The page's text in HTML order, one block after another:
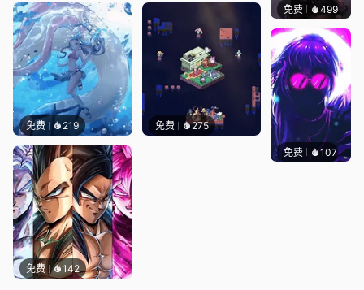
免费 219 免费 275
免费 142
免费 499Kyllar
免费 107VortFX